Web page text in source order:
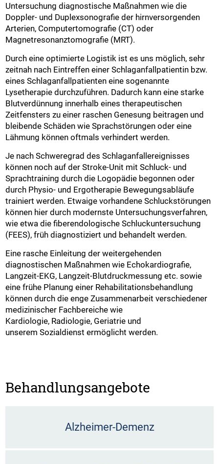
Untersuchung diagnostische Maßnahmen wie die
Doppler- und Duplexsonografie der hirnversorgenden
Arterien, Computertomografie (CT) oder
Magnetresonanztomografie (MRT).
Durch eine optimierte Logistik ist es uns möglich, sehr
zeitnah nach Eintreffen einer Schlaganfallpatientin bzw.
eines Schlaganfallpatienten eine sogenannte
Lysetherapie durchzuführen. Dadurch kann eine starke
Blutverdünnung innerhalb eines therapeutischen
Zeitfensters zu einer raschen Genesung beitragen und
bleibende Schäden wie Sprachstörungen oder eine
Lähmung können oftmals verhindert werden.
Je nach Schweregrad des Schlaganfallereignisses
können noch auf der Stroke-Unit mit Schluck- und
Sprachtraining durch die Logopädie begonnen oder
durch Physio- und Ergotherapie Bewegungsabläufe
trainiert werden. Etwaige vorhandene Schluckstörungen
können hier durch modernste Untersuchungsverfahren,
wie etwa die fiberendologische Schluckuntersuchung
(FEES), früh diagnostiziert und behandelt werden.
Eine rasche Einleitung der weitergehenden
diagnostischen Maßnahmen wie Echokardiografie,
Langzeit-EKG, Langzeit-Blutdruckmessung etc. sowie
eine frühe Planung einer Rehabilitationsbehandlung
können durch die enge Zusammenarbeit verschiedener
medizinischer Fachbereiche wie
Kardiologie, Radiologie, Geriatrie und
unserem Sozialdienst ermöglicht werden.
Behandlungsangebote
Alzheimer-Demenz